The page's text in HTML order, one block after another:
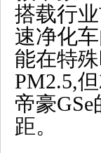
搭载行
速净化
能在特
PM2.5,
帝豪
距。